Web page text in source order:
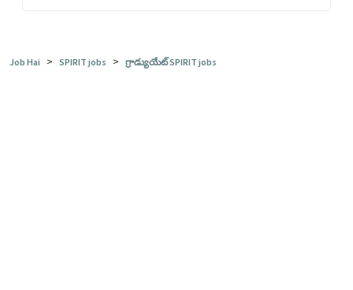
Job Hai > SPIRIT jobs > గ్రాడ్యుయేట్ SPIRIT jobs